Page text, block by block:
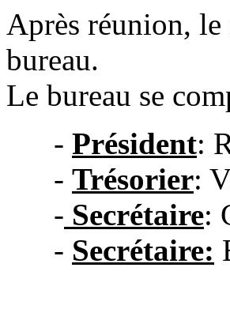
Après réunion,
bureau.
Le bureau se
- Président:
- Trésorier:
- Secrétaire:
- Secrétaire: